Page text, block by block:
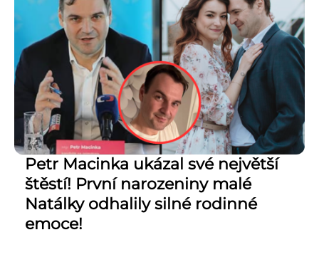
Petr Macinka ukázal své největší
štěstí! První narozeniny malé
Natálky odhalily silné rodinné
emoce!